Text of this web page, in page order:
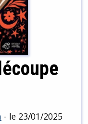
- le 23/01/2025